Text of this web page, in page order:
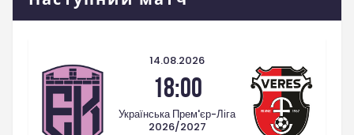
14.08.2026
18:00
Українська Прем'єр-Ліга
2026/2027